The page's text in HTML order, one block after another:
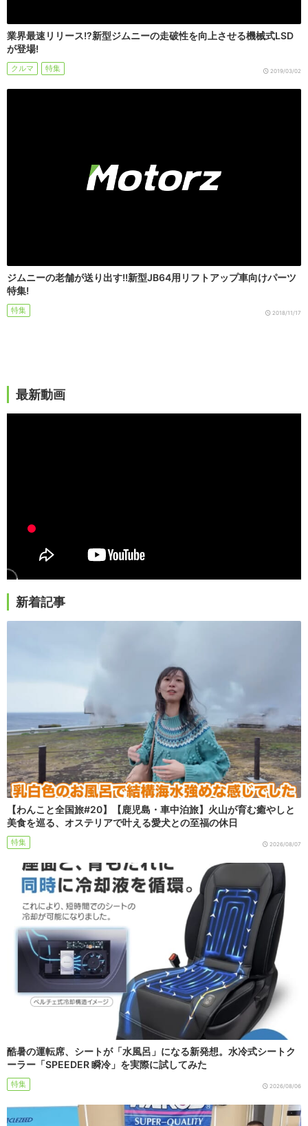
業界最速リリース!?新型ジムニーの走破性を向上させる機械式LSD
が登場!
クルマ 特集 2019/03/02
ジムニーの老舗が送り出す!!新型JB64用リフトアップ車向けパーツ
特集!
特集 2018/11/17
最新動画
新着記事
【わんこと全国旅#20】【鹿児島・車中泊旅】火山が育む癒やしと
美食を巡る、オステリアで叶える愛犬との至福の休日
特集 2026/08/07
酷暑の運転席、シートが「水風呂」になる新発想。水冷式シートク
ーラー「SPEEDER 瞬冷」を実際に試してみた
特集 2026/08/06